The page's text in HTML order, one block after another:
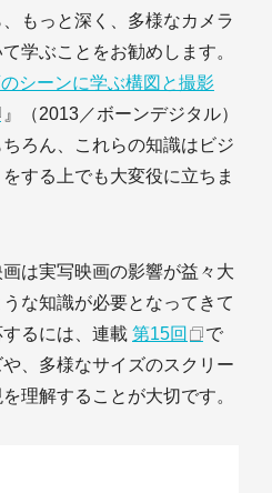
もっと深く、多様なカメラ
学ぶことをお勧めします。
シーンに学ぶ構図と撮影
』（2013／ボーンデジタル）
ろん、これらの知識はビジ
する上でも大変役に立ちま
は実写映画の影響が益々大
な知識が必要となってきて
るには、連載 第15回
で
、多様なサイズのスクリー
理解することが大切です。